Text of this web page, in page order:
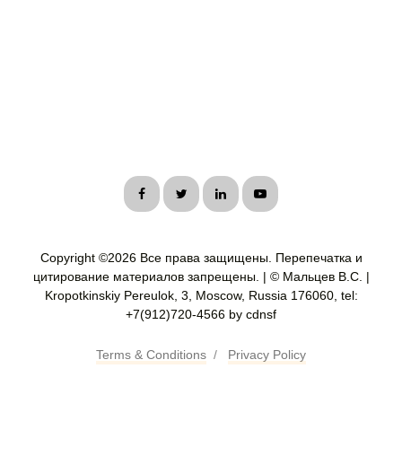
Copyright ©2026 Все права защищены. Перепечатка и
цитирование материалов запрещены. | © Мальцев В.С. |
Kropotkinskiy Pereulok, 3, Moscow, Russia 176060, tel:
+7(912)720-4566 by cdnsf
Terms & Conditions / Privacy Policy